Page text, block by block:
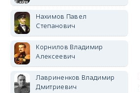
Нахимов Павел
Степанович
Корнилов Владимир
Алексеевич
Лавриненков Владимир
Дмитриевич